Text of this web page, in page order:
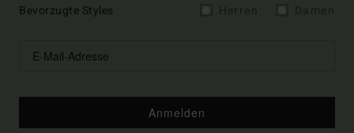
Bevorzugte Styles
Anmelden